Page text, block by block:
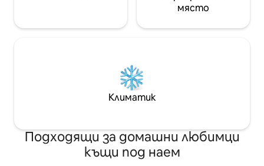
място
Климатик
Подходящи за домашни любимци
къщи под наем